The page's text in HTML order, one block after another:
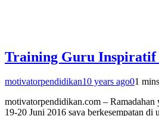
Training Guru Inspiratif
motivatorpendidikan10 years ago01 mins
motivatorpendidikan.com – Ramadahan
19-20 Juni 2016 saya berkesempatan di